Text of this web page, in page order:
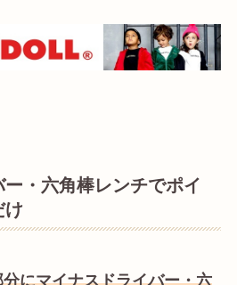
・六角棒レンチでポイ
け
にマイナスドライバー・六